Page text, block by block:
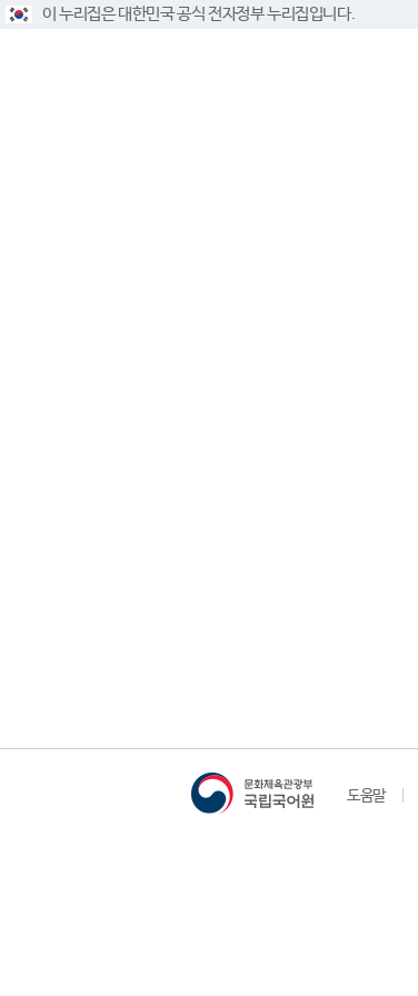
이 누리집은 대한민국 공식 전자정부 누리집입니다.
도움말